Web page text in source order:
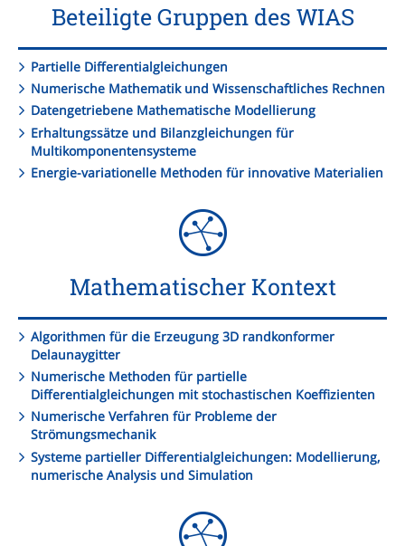
Beteiligte Gruppen des WIAS
Partielle Differentialgleichungen
Numerische Mathematik und Wissenschaftliches Rechnen
Datengetriebene Mathematische Modellierung
Erhaltungssätze und Bilanzgleichungen für
Multikomponentensysteme
Energie-variationelle Methoden für innovative Materialien
Mathematischer Kontext
Algorithmen für die Erzeugung 3D randkonformer
Delaunaygitter
Numerische Methoden für partielle
Differentialgleichungen mit stochastischen Koeffizienten
Numerische Verfahren für Probleme der
Strömungsmechanik
Systeme partieller Differentialgleichungen: Modellierung,
numerische Analysis und Simulation